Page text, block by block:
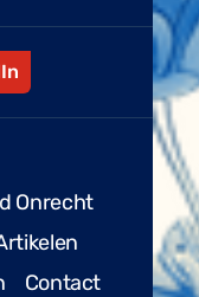
Onrecht
Contact